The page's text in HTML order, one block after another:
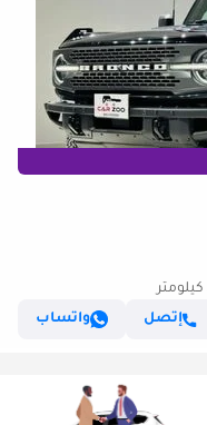
إتصل
واتساب